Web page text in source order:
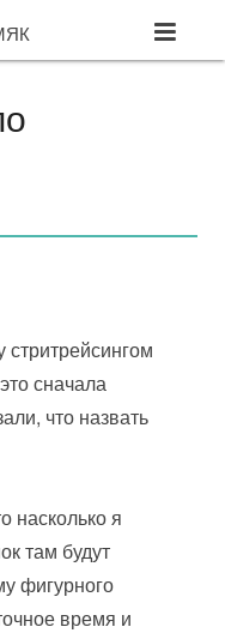
стритрейсингом
сначала
что назвать
насколько я
там будут
фигурного
время и